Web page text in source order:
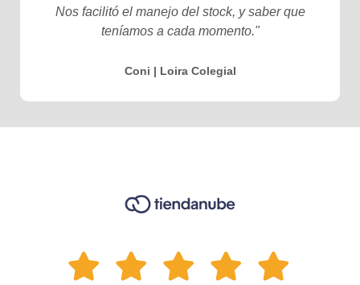
Nos facilitó el manejo del stock, y saber que
teníamos a cada momento."
Coni | Loira Colegial